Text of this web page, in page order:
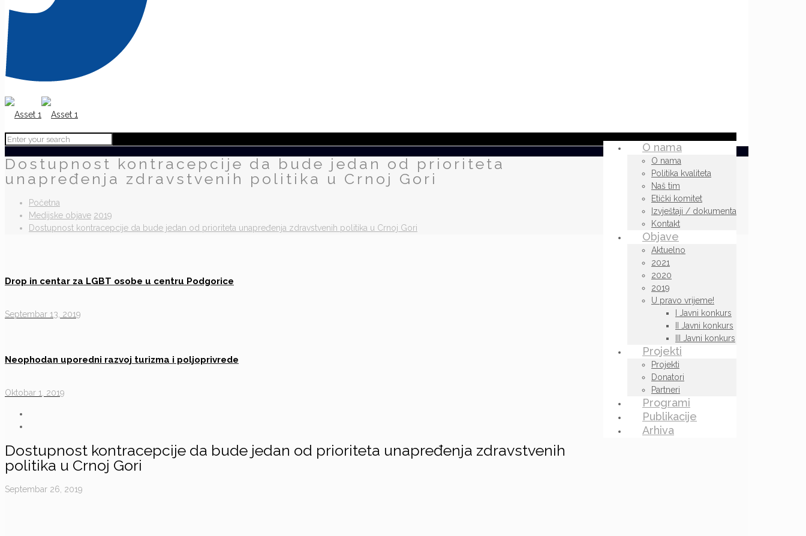
O nama
O nama
Politika kvaliteta
Naš tim
Etički komitet
Izvještaji / dokumenta
Kontakt
Objave
Aktuelno
2021
2020
2019
U pravo vrijeme!
I Javni konkurs
II Javni konkurs
III Javni konkurs
Projekti
Projekti
Donatori
Partneri
Programi
Publikacije
Arhiva
Dostupnost kontracepcije da bude jedan od prioriteta
unapređenja zdravstvenih politika u Crnoj Gori
Početna
Medijske objave 2019
Dostupnost kontracepcije da bude jedan od prioriteta unapređenja zdravstvenih politika u Crnoj Gori
Drop in centar za LGBT osobe u centru Podgorice
Septembar 13, 2019
Neophodan uporedni razvoj turizma i poljoprivrede
Oktobar 1, 2019
Dostupnost kontracepcije da bude jedan od prioriteta unapređenja zdravstvenih
politika u Crnoj Gori
Septembar 26, 2019